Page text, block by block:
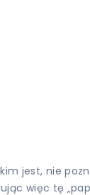
jest, nie
więc tę